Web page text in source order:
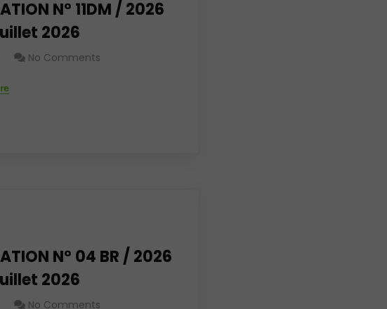
N° 11DM / 2026
2026
No Comments
N° 04 BR / 2026
2026
No Comments